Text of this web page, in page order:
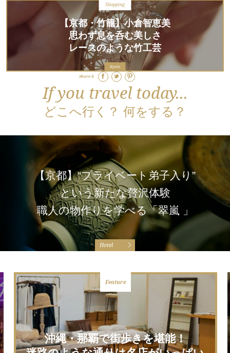
【京都・竹籠】小倉智恵美
思わず息を呑む美しさ
レースのような竹工芸
Shopping
Kyoto
Share it
If you travel today...
どこへ行く？ 何をする？
【京都】“プライベート弟子入り”
という新たな贅沢体験
職人の物作りを学べる「翠嵐 」
Hotel
沖縄・那覇で街歩きを堪能！